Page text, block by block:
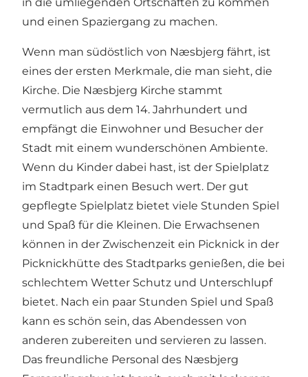
und einen Spaziergang zu machen.
Wenn man südöstlich von Næsbjerg fährt, ist
eines der ersten Merkmale, die man sieht, die
Kirche. Die Næsbjerg Kirche stammt
vermutlich aus dem 14. Jahrhundert und
empfängt die Einwohner und Besucher der
Stadt mit einem wunderschönen Ambiente.
Wenn du Kinder dabei hast, ist der Spielplatz
im Stadtpark einen Besuch wert. Der gut
gepflegte Spielplatz bietet viele Stunden Spiel
und Spaß für die Kleinen. Die Erwachsenen
können in der Zwischenzeit ein Picknick in der
Picknickhütte des Stadtparks genießen, die bei
schlechtem Wetter Schutz und Unterschlupf
bietet. Nach ein paar Stunden Spiel und Spaß
kann es schön sein, das Abendessen von
anderen zubereiten und servieren zu lassen.
Das freundliche Personal des Næsbjerg